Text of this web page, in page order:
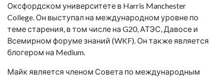
Оксфордском университете в Harris Manchester
College. Он выступал на международном уровне по
теме старения, в том числе на G20, АТЭС, Давосе и
Всемирном форуме знаний (WKF). Он также является
блогером на Medium.
Майк является членом Совета по международным